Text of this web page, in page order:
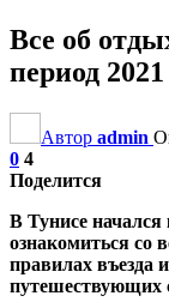
Все об
период 2021
Автор admin
0 4
Поделится
В Тунисе начался
ознакомиться со
правилах въезда
путешествующих